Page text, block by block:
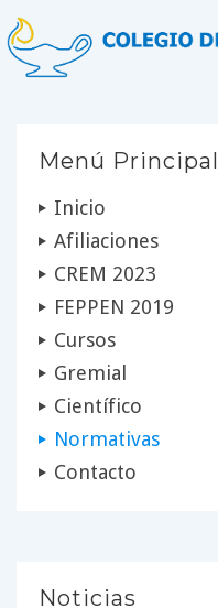
Menú Principal
Inicio
Afiliaciones
CREM 2023
FEPPEN 2019
Cursos
Gremial
Científico
Normativas
Contacto
Noticias